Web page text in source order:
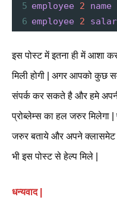
5 employee 2 name
6 employee 2
इस पोस्ट में इतना ही में आशा
मिली होगी | अगर आपको कुछ
संपर्क कर सकते है और हमे
प्रोब्लेम्स का हल जरुर
जरुर बताये और अपने क्लासमेट
भी इस पोस्ट से हेल्प मिले |
धन्यवाद |